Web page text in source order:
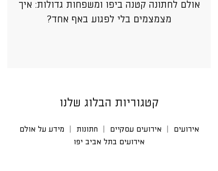
אולם לחתונה קטנה ביפו ומשפחות גדולות: איך
מצמצמים בלי לפגוע באף אחד?
קטגוריות הבלוג שלנו
אירועים אירועים עסקיים חתונות
מידע על אולם
אירועים בתל אביב יפו